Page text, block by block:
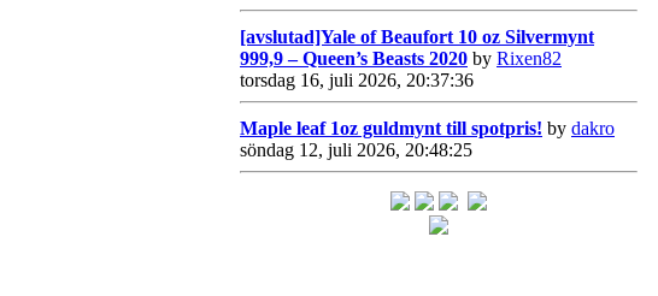
[avslutad]Yale of Beaufort 10 oz Silvermynt
999,9 – Queen’s Beasts 2020 by Rixen82
torsdag 16, juli 2026, 20:37:36
Maple leaf 1oz guldmynt till spotpris! by dakro
söndag 12, juli 2026, 20:48:25